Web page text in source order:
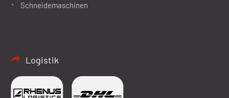
Schneidemaschinen
Logistik